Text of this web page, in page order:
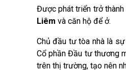
Được phát triển trở
Liêm và căn hộ để ở.
Chủ đầu tư tòa nhà là
Cổ phần Đầu tư thương
trên thị trường, tạo nên